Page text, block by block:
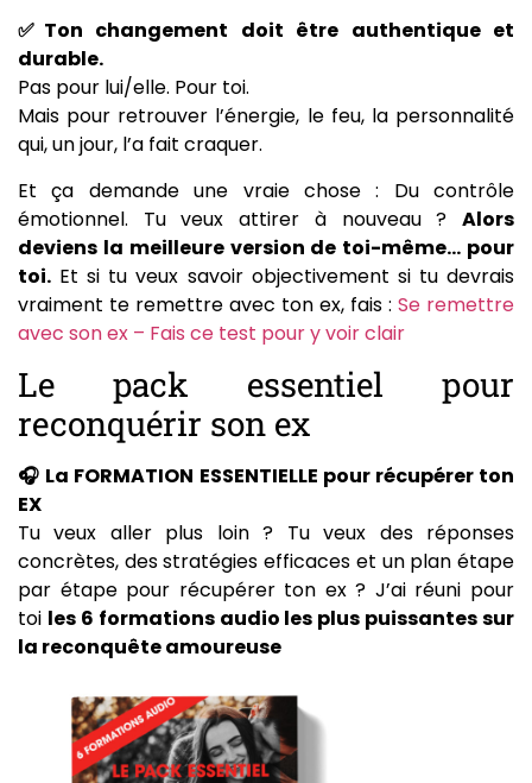
✅Ton changement doit être authentique et
durable.
Pas pour lui/elle. Pour toi.
Mais pour retrouver l’énergie, le feu, la personnalité
qui, un jour, l’a fait craquer.
Et ça demande une vraie chose : Du contrôle
émotionnel. Tu veux attirer à nouveau ? Alors
deviens la meilleure version de toi-même… pour
toi. Et si tu veux savoir objectivement si tu devrais
vraiment te remettre avec ton ex, fais : Se remettre
avec son ex – Fais ce test pour y voir clair
Le pack essentiel pour
reconquérir son ex
🎧 La FORMATION ESSENTIELLE pour récupérer ton
EX
Tu veux aller plus loin ? Tu veux des réponses
concrètes, des stratégies efficaces et un plan étape
par étape pour récupérer ton ex ? J’ai réuni pour
toi les 6 formations audio les plus puissantes sur
la reconquête amoureuse